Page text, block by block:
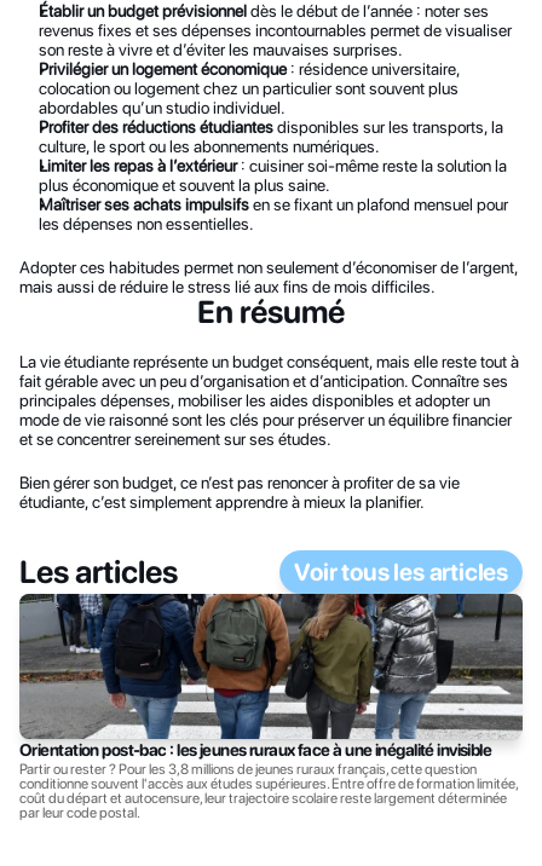
Établir un budget prévisionnel dès le début de l’année : noter ses
revenus fixes et ses dépenses incontournables permet de visualiser
son reste à vivre et d’éviter les mauvaises surprises.
Privilégier un logement économique : résidence universitaire,
colocation ou logement chez un particulier sont souvent plus
abordables qu’un studio individuel.
Profiter des réductions étudiantes disponibles sur les transports, la
culture, le sport ou les abonnements numériques.
Limiter les repas à l’extérieur : cuisiner soi-même reste la solution la
plus économique et souvent la plus saine.
Maîtriser ses achats impulsifs en se fixant un plafond mensuel pour
les dépenses non essentielles.
Adopter ces habitudes permet non seulement d’économiser de l’argent,
mais aussi de réduire le stress lié aux fins de mois difficiles.
En résumé
La vie étudiante représente un budget conséquent, mais elle reste tout à
fait gérable avec un peu d’organisation et d’anticipation. Connaître ses
principales dépenses, mobiliser les aides disponibles et adopter un
mode de vie raisonné sont les clés pour préserver un équilibre financier
et se concentrer sereinement sur ses études.
Bien gérer son budget, ce n’est pas renoncer à profiter de sa vie
étudiante, c’est simplement apprendre à mieux la planifier.
Les articles Voir tous les articles
Orientation post-bac : les jeunes ruraux face à une inégalité invisible
Partir ou rester ? Pour les 3,8 millions de jeunes ruraux français, cette question
conditionne souvent l'accès aux études supérieures. Entre offre de formation limitée,
coût du départ et autocensure, leur trajectoire scolaire reste largement déterminée
par leur code postal.